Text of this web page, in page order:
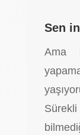
Sen
Ama